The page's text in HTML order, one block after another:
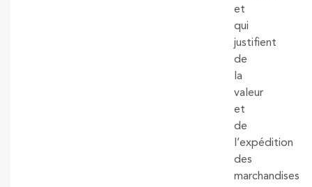
et
qui
justifient
de
la
valeur
et
de
l’expédition
des
marchandises